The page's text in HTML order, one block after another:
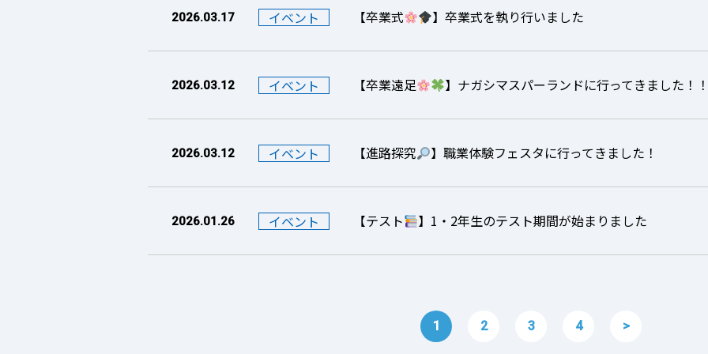
2026.03.17 イベント 【卒業式 】卒業式を執り行いました
2026.03.12 イベント 【卒業遠足 】ナガシマスパーランドに行ってきました！
2026.03.12 イベント 【進路探究 】職業体験フェスタに行ってきました！
2026.01.26 イベント 【テスト 】1・2年生のテスト期間が始まりました
1 2 3 4 >